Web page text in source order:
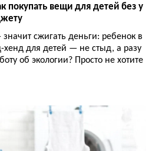
покупать вещи для детей без у
сжигать деньги: ребенок в
хенд для детей — не стыд, а разу
об экологии? Просто не хотите